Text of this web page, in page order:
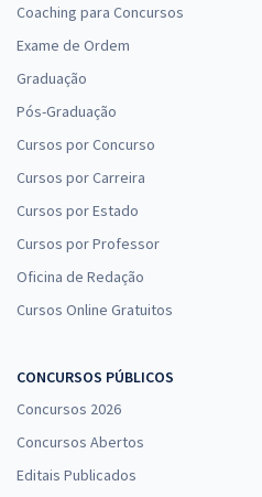
Coaching para Concursos
Exame de Ordem
Graduação
Pós-Graduação
Cursos por Concurso
Cursos por Carreira
Cursos por Estado
Cursos por Professor
Oficina de Redação
Cursos Online Gratuitos
CONCURSOS PÚBLICOS
Concursos 2026
Concursos Abertos
Editais Publicados